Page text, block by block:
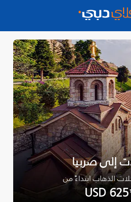
إلى صربيا
الذهاب ابتداءً من